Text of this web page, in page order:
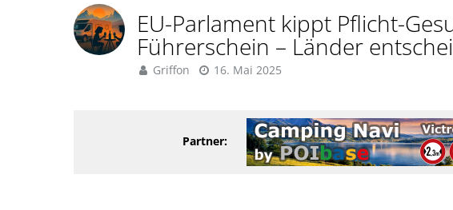
EU-Parlament kippt Pflicht-
Führerschein – Länder
Griffon 16. Mai 2025
Partner: